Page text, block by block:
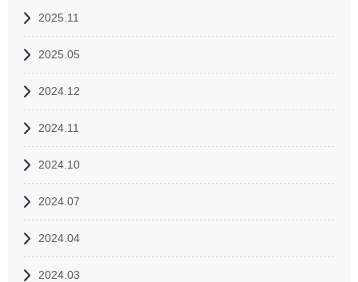
2025.11
2025.05
2024.12
2024.11
2024.10
2024.07
2024.04
2024.03